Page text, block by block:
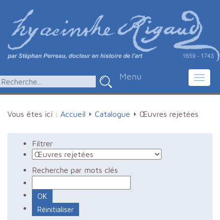
Menu
Vous êtes ici : Accueil Catalogue Œuvres rejetées
Filtrer
Recherche par mots clés